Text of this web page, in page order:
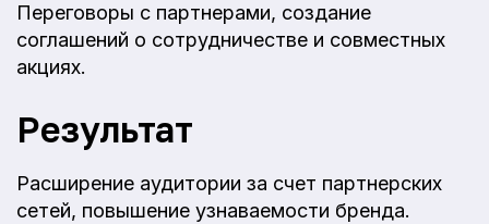
Переговоры с партнерами, создание
соглашений о сотрудничестве и совместных
акциях.
Результат
Расширение аудитории за счет партнерских
сетей, повышение узнаваемости бренда.